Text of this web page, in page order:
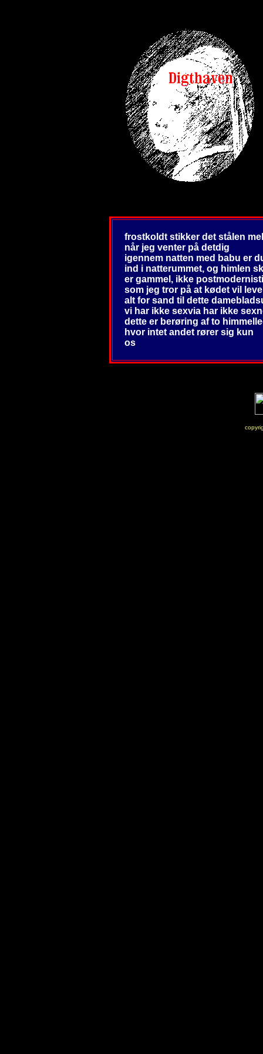
frostkoldt stikker det stålen
når jeg venter på detdig
igennem natten med babu er
ind i natterummet, og himlen
er gammel, ikke
som jeg tror på at kødet vil
alt for sand til dette
vi har ikke sexvia har ikke
dette er berøring af to
hvor intet andet rører sig kun
os